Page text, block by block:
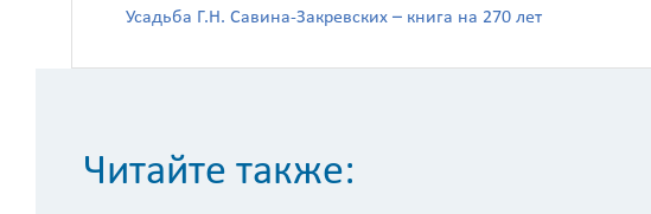
Усадьба Г.Н. Савина-Закревских – книга на 270 лет
Читайте также: